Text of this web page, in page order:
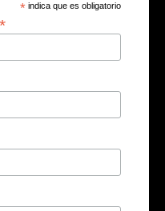
* indica que es obligatorio
*